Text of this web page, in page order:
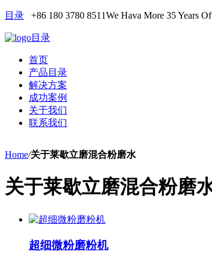
目录 +86 180 3780 8511We Hava More 35 Years
目录
首页
产品目录
解决方案
成功案例
关于我们
联系我们
Home/关于莱歇立磨混合粉磨水
关于莱歇立磨混合粉磨
超细微粉磨粉机